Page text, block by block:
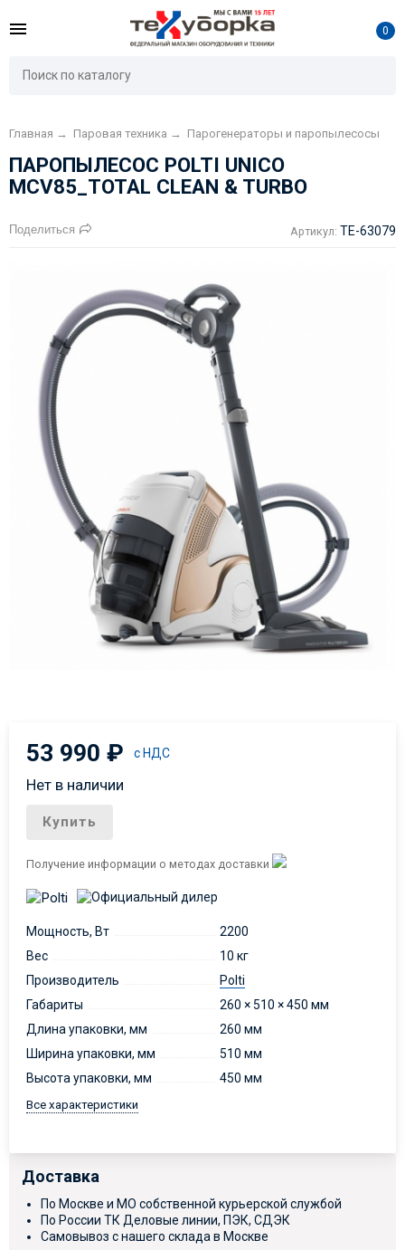
0
Главная → Паровая техника → Парогенераторы и паропылесосы
ПАРОПЫЛЕСОС POLTI UNICO
MCV85_TOTAL CLEAN & TURBO
Поделиться Артикул: TE-63079
53 990₽ с НДС
Нет в наличии
Купить
Получение информации о методах доставки
Мощность, Вт
2200
Вес
10 кг
Производитель
Polti
Габариты
260 × 510 × 450 мм
Длина упаковки, мм
260 мм
Ширина упаковки, мм
510 мм
Высота упаковки, мм
450 мм
Все характеристики
Доставка
По Москве и МО собственной курьерской службой
По России ТК Деловые линии, ПЭК, СДЭК
Самовывоз с нашего склада в Москве